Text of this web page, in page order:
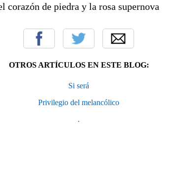
corazón de piedra y la rosa supernova
OTROS ARTÍCULOS EN ESTE BLOG:
Si será
Privilegio del melancólico
.